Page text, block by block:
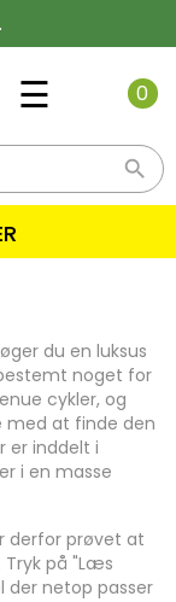
Toggle
☰

0
du en luksus
noget for
cykler, og
at finde den
er inddelt i
i en masse
derfor prøvet at
Tryk på "Læs
der netop passer